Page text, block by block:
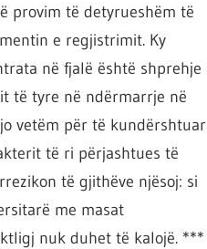
provim të detyrueshëm të
e regjistrimit. Ky
në fjalë është shprehje
të tyre në ndërmarrje në
vetëm për të kundërshtuar
të ri përjashtues të
të gjithëve njësoj: si
me masat
nuk duhet të kalojë. ***